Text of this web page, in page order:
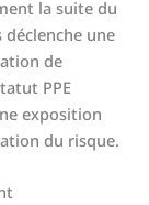
la suite du
déclenche une
de
PPE
exposition
du risque.